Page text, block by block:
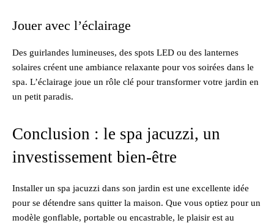
Jouer avec l’éclairage
Des guirlandes lumineuses, des spots LED ou des lanternes
solaires créent une ambiance relaxante pour vos soirées dans le
spa. L’éclairage joue un rôle clé pour transformer votre jardin en
un petit paradis.
Conclusion : le spa jacuzzi, un
investissement bien-être
Installer un spa jacuzzi dans son jardin est une excellente idée
pour se détendre sans quitter la maison. Que vous optiez pour un
modèle gonflable, portable ou encastrable, le plaisir est au